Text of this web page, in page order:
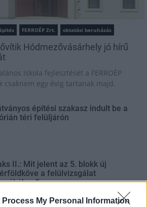
Process My Personal Information
FERROÉP Zrt. oktatási beruházás
Hódmezővásárhely jó hírű
Iskola fejlesztését a FERROÉP
egy évig tartanak majd.
építési szakasz indult be a
téri felüljárón
II.: Mit jelent az 5. blokk új
a felülvizsgálat